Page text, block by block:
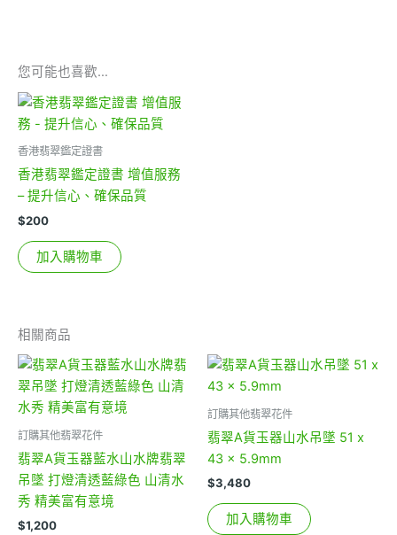
您可能也喜歡…
香港翡翠鑑定證書
香港翡翠鑑定證書 增值服務
– 提升信心、確保品質
$200
加入購物車
相關商品
訂購其他翡翠花件
翡翠A貨玉器藍水山水牌翡翠
吊墜 打燈清透藍綠色 山清水
秀 精美富有意境
$1,200
訂購其他翡翠花件
翡翠A貨玉器山水吊墜 51 x
43 x 5.9mm
$3,480
加入購物車